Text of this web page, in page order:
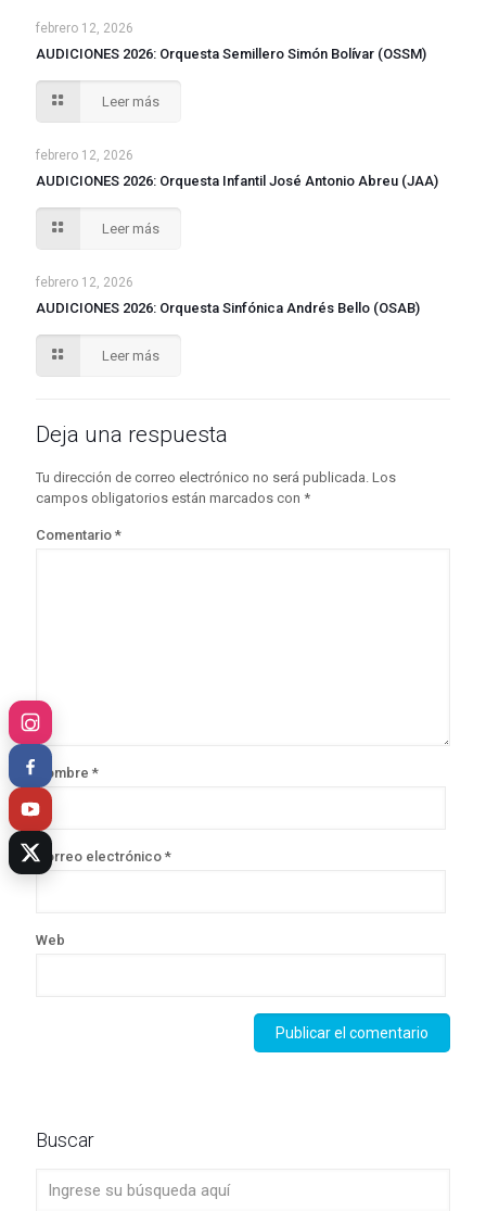
febrero 12, 2026
AUDICIONES 2026: Orquesta Semillero Simón Bolívar (OSSM)
Leer más
febrero 12, 2026
AUDICIONES 2026: Orquesta Infantil José Antonio Abreu (JAA)
Leer más
febrero 12, 2026
AUDICIONES 2026: Orquesta Sinfónica Andrés Bello (OSAB)
Leer más
Deja una respuesta
Tu dirección de correo electrónico no será publicada. Los
campos obligatorios están marcados con *
Comentario *
Nombre *
Correo electrónico *
Web
Buscar